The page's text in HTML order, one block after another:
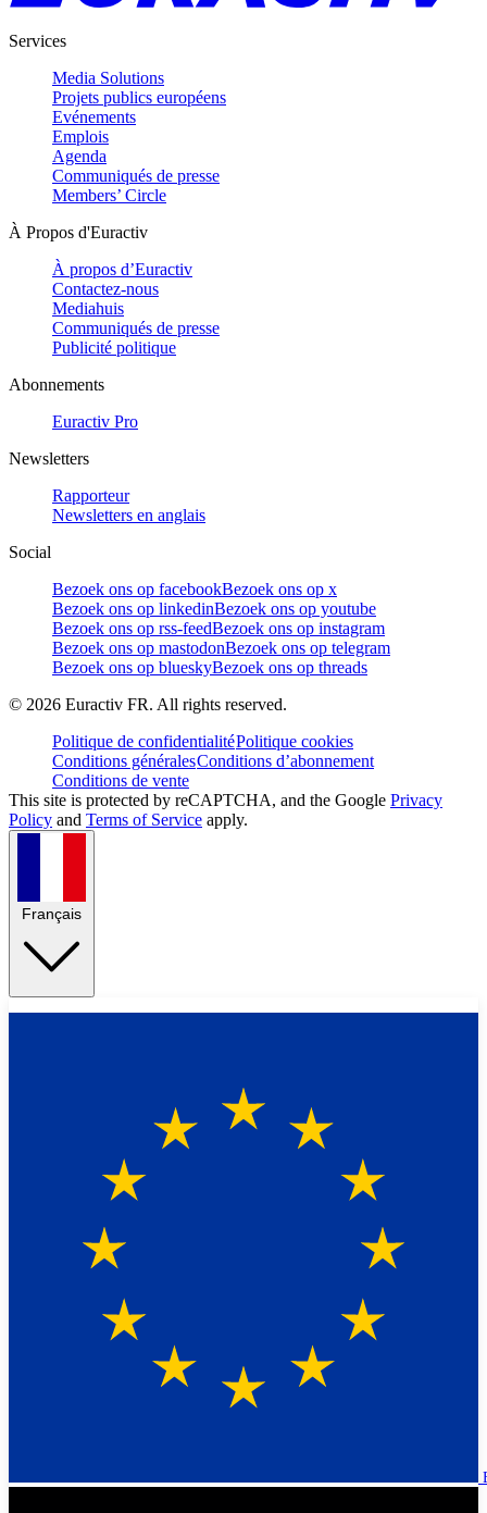
Services
Media Solutions
Projets publics européens
Evénements
Emplois
Agenda
Communiqués de presse
Members’ Circle
À Propos d'Euractiv
À propos d’Euractiv
Contactez-nous
Mediahuis
Communiqués de presse
Publicité politique
Abonnements
Euractiv Pro
Newsletters
Rapporteur
Newsletters en anglais
Social
Bezoek ons op facebookBezoek ons op x
Bezoek ons op linkedinBezoek ons op youtube
Bezoek ons op rss-feedBezoek ons op instagram
Bezoek ons op mastodonBezoek ons op telegram
Bezoek ons op blueskyBezoek ons op threads
© 2026 Euractiv FR. All rights reserved.
Politique de confidentialitéPolitique cookies
Conditions généralesConditions d’abonnement
Conditions de vente
This site is protected by reCAPTCHA, and the Google Privacy
Policy and Terms of Service apply.
Français